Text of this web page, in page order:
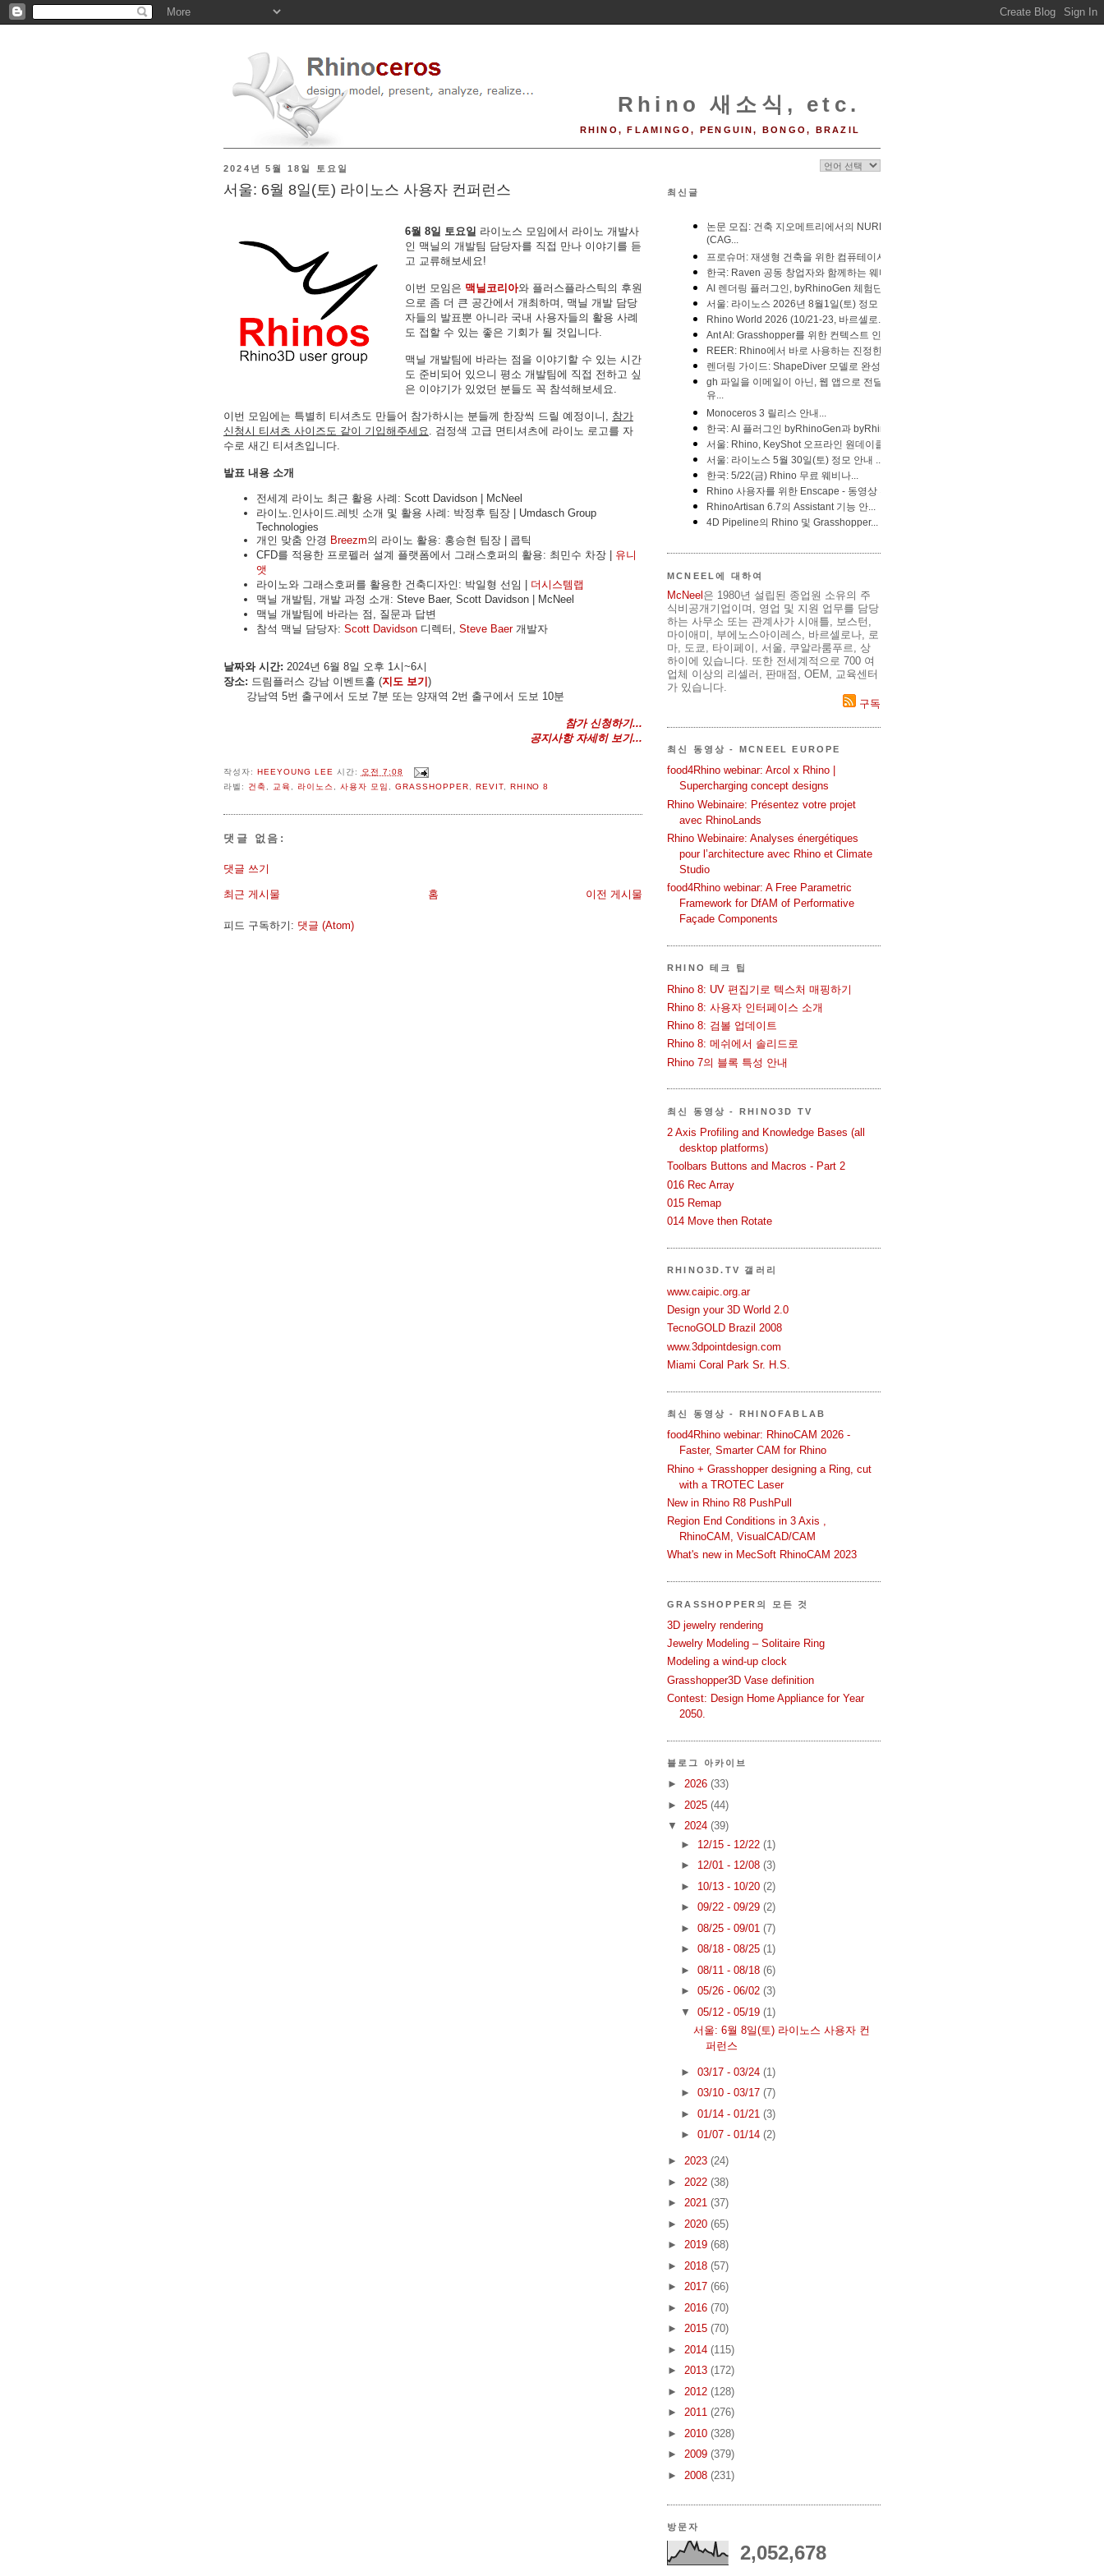
Rhino 새소식, etc.
RHINO, FLAMINGO, PENGUIN, BONGO, BRAZIL
2024년 5월 18일 토요일
서울: 6월 8일(토) 라이노스 사용자 컨퍼런스
6월 8일 토요일 라이노스 모임에서 라이노 개발사
인 맥닐의 개발팀 담당자를 직접 만나 이야기를 듣
고 교류해보세요!
이번 모임은 맥닐코리아와 플러스플라스틱의 후원
으로 좀 더 큰 공간에서 개최하며, 맥닐 개발 담당
자들의 발표뿐 아니라 국내 사용자들의 활용 사례
도 접할 수 있는 좋은 기회가 될 것입니다.
맥닐 개발팀에 바라는 점을 이야기할 수 있는 시간
도 준비되어 있으니 평소 개발팀에 직접 전하고 싶
은 이야기가 있었던 분들도 꼭 참석해보세요.
이번 모임에는 특별히 티셔츠도 만들어 참가하시는 분들께 한장씩 드릴 예정이니, 참가
신청시 티셔츠 사이즈도 같이 기입해주세요
. 검정색 고급 면티셔츠에 라이노 로고를 자
수로 새긴 티셔츠입니다.
발표 내용 소개
전세계 라이노 최근 활용 사례: Scott Davidson | McNeel
라이노.인사이드.레빗 소개 및 활용 사례: 박정후 팀장 | Umdasch Group
Technologies
개인 맞춤 안경 Breezm의 라이노 활용: 홍승현 팀장 | 콥틱
CFD를 적용한 프로펠러 설계 플랫폼에서 그래스호퍼의 활용: 최민수 차장 | 유니
앳
라이노와 그래스호퍼를 활용한 건축디자인: 박일형 선임 | 더시스템랩
맥닐 개발팀, 개발 과정 소개: Steve Baer, Scott Davidson | McNeel
맥닐 개발팀에 바라는 점, 질문과 답변
참석 맥닐 담당자: Scott Davidson 디렉터, Steve Baer개발자
날짜와 시간: 2024년 6월 8일 오후 1시~6시
장소: 드림플러스 강남 이벤트홀 (지도 보기 )
강남역 5번 출구에서 도보 7분 또는 양재역 2번 출구에서 도보 10분
참가 신청하기...
공지사항 자세히 보기...
작성자: HEEYOUNG LEE 시간:
오전 7:08
라벨: 건축, 교육 , 라이노스, 사용자 모임 , GRASSHOPPER, REVIT, RHINO 8
댓글 없음:
댓글 쓰기
최근 게시물 이전 게시물
홈
피드 구독하기: 댓글 (Atom)
최신글
MCNEEL에 대하여
McNeel 은 1980년 설립된 종업원 소유의 주
식비공개기업이며, 영업 및 지원 업무를 담당
하는 사무소 또는 관계사가 시애틀, 보스턴,
마이애미, 부에노스아이레스, 바르셀로나, 로
마, 도쿄, 타이페이, 서울, 쿠알라룸푸르, 상
하이에 있습니다. 또한 전세계적으로 700 여
업체 이상의 리셀러, 판매점, OEM, 교육센터
가 있습니다.
구독
최신 동영상 - MCNEEL EUROPE
food4Rhino webinar: Arcol x Rhino |
Supercharging concept designs
Rhino Webinaire: Présentez votre projet
avec RhinoLands
Rhino Webinaire: Analyses énergétiques
pour l’architecture avec Rhino et Climate
Studio
food4Rhino webinar: A Free Parametric
Framework for DfAM of Performative
Façade Components
RHINO 테크 팁
Rhino 8: UV 편집기로 텍스처 매핑하기
Rhino 8: 사용자 인터페이스 소개
Rhino 8: 검볼 업데이트
Rhino 8: 메쉬에서 솔리드로
Rhino 7의 블록 특성 안내
최신 동영상 - RHINO3D TV
2 Axis Profiling and Knowledge Bases (all
desktop platforms)
Toolbars Buttons and Macros - Part 2
016 Rec Array
015 Remap
014 Move then Rotate
RHINO3D.TV 갤러리
www.caipic.org.ar
Design your 3D World 2.0
TecnoGOLD Brazil 2008
www.3dpointdesign.com
Miami Coral Park Sr. H.S.
최신 동영상 - RHINOFABLAB
food4Rhino webinar: RhinoCAM 2026 -
Faster, Smarter CAM for Rhino
Rhino + Grasshopper designing a Ring, cut
with a TROTEC Laser
New in Rhino R8 PushPull
Region End Conditions in 3 Axis ,
RhinoCAM, VisualCAD/CAM
What's new in MecSoft RhinoCAM 2023
GRASSHOPPER의 모든 것
3D jewelry rendering
Jewelry Modeling – Solitaire Ring
Modeling a wind-up clock
Grasshopper3D Vase definition
Contest: Design Home Appliance for Year
2050.
블로그 아카이브
► 2026 (33)
► 2025 (44)
▼ 2024 (39)
► 12/15 - 12/22 (1)
► 12/01 - 12/08 (3)
► 10/13 - 10/20 (2)
► 09/22 - 09/29 (2)
► 08/25 - 09/01 (7)
► 08/18 - 08/25 (1)
► 08/11 - 08/18 (6)
► 05/26 - 06/02 (3)
▼ 05/12 - 05/19 (1)
서울: 6월 8일(토) 라이노스 사용자 컨
퍼런스
► 03/17 - 03/24 (1)
► 03/10 - 03/17 (7)
► 01/14 - 01/21 (3)
► 01/07 - 01/14 (2)
► 2023 (24)
► 2022 (38)
► 2021 (37)
► 2020 (65)
► 2019 (68)
► 2018 (57)
► 2017 (66)
► 2016 (70)
► 2015 (70)
► 2014 (115)
► 2013 (172)
► 2012 (128)
► 2011 (276)
► 2010 (328)
► 2009 (379)
► 2008 (231)
방문자
2,052,678